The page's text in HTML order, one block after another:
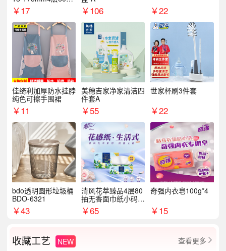
12包/提
￥17 ￥106 ￥22
佳绮利加厚防水挂脖
纯色可擦手围裙
￥11
美穗吉家净家清洁四
件套A
￥55
世家杯刷3件套
￥22
bdo透明圆形垃圾桶
BDO-6321
￥43
清风花萃臻品4层80
抽无香面巾纸小码1
8包
￥65
奇强内衣皂100g*4
￥15
收藏工艺 NEW 查看更多 